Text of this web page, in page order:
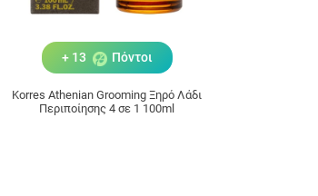
+ 13 Πόντοι
Korres Athenian Grooming Ξηρό Λάδι
Περιποίησης 4 σε 1 100ml